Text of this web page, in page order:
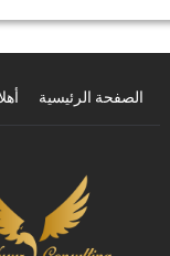
الصفحة الرئيسية